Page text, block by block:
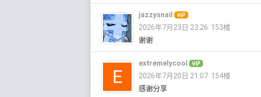
jazzysnail
2026年7月23日 23:26 153楼
谢谢
extremelycool
2026年7月20日 21:07 154楼
感谢分享